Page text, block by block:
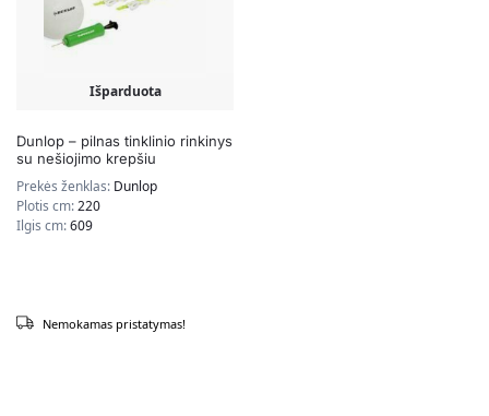
Išparduota
Dunlop – pilnas tinklinio rinkinys
su nešiojimo krepšiu
Prekės ženklas: Dunlop
Plotis cm:220
Ilgis cm:609
Nemokamas pristatymas!